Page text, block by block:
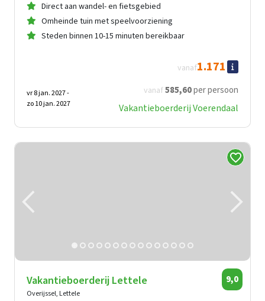
Direct aan wandel- en fietsgebied
Omheinde tuin met speelvoorziening
Steden binnen 10-15 minuten bereikbaar
vanaf585,60per persoon
vanaf1.171
vr 8 jan. 2027 -
zo 10 jan. 2027
Vakantieboerderij Voerendaal
Vakantieboerderij Lettele
Overijssel, Lettele
9,0